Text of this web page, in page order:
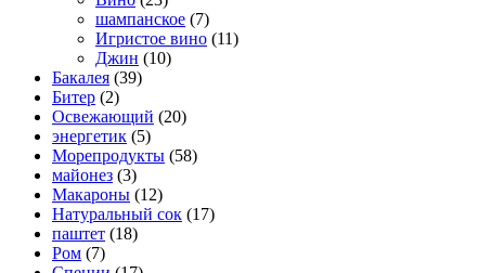
шампанское (7)
Игристое вино (11)
Джин (10)
Бакалея (39)
Битер (2)
Освежающий (20)
энергетик (5)
Морепродукты (58)
майонез (3)
Макароны (12)
Натуральный сок (17)
паштет (18)
Ром (7)